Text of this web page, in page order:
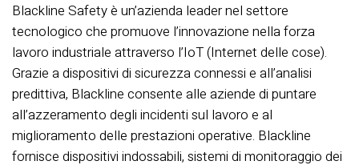
Blackline Safety è un’azienda leader nel settore
tecnologico che promuove l’innovazione nella forza
lavoro industriale attraverso l’IoT (Internet delle cose).
Grazie a dispositivi di sicurezza connessi e all’analisi
predittiva, Blackline consente alle aziende di puntare
all’azzeramento degli incidenti sul lavoro e al
miglioramento delle prestazioni operative. Blackline
fornisce dispositivi indossabili, sistemi di monitoraggio dei